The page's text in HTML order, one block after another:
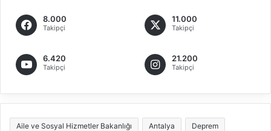
8.000
Takipçi
11.000
Takipçi
6.420
Takipçi
21.200
Takipçi
Aile ve Sosyal Hizmetler Bakanlığı Antalya Deprem